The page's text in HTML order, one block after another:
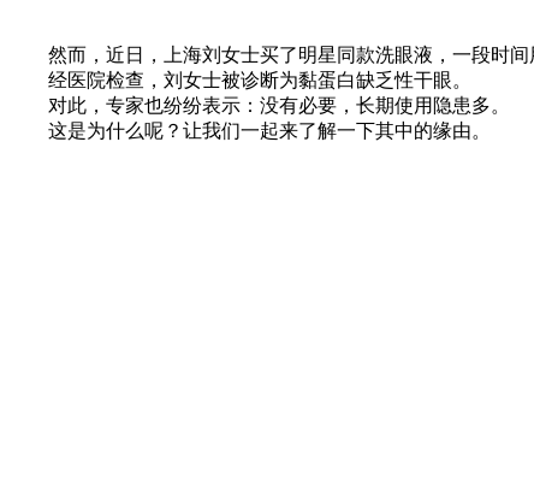
然而，近日，上海刘女士买了明星同款洗眼液，一段时间
经医院检查，刘女士被诊断为黏蛋白缺乏性干眼。
对此，专家也纷纷表示：没有必要，长期使用隐患多。
这是为什么呢？让我们一起来了解一下其中的缘由。